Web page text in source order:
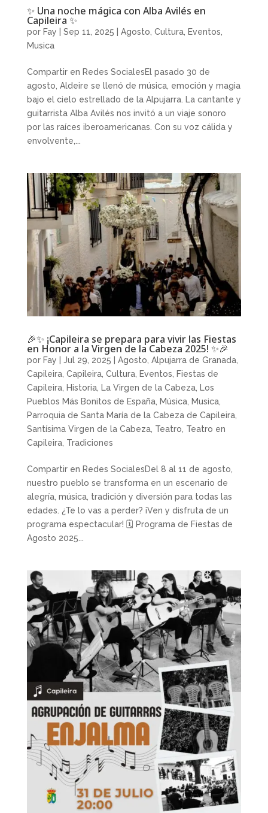
✨ Una noche mágica con Alba Avilés en
Capileira ✨
por Fay Sep 11, 2025 Agosto Cultura, Eventos
Musica
Compartir en Redes SocialesEl pasado 30 de
agosto, Aldeire se llenó de música, emoción y magia
bajo el cielo estrellado de la Alpujarra. La cantante y
guitarrista Alba Avilés nos invitó a un viaje sonoro
por las raíces iberoamericanas. Con su voz cálida y
envolvente,...
🎉✨ ¡Capileira se prepara para vivir las Fiestas
en Honor a la Virgen de la Cabeza 2025! ✨🎉
por Fay Jul 29, 2025 Agosto Alpujarra de Granada,
Capileira, Capileira, Cultura, Eventos
Fiestas de
Capileira, Historia, La Virgen de la Cabeza, Los
Pueblos Más Bonitos de España, Música, Musica,
Parroquia de Santa María de la Cabeza de Capileira,
Santísima Virgen de la Cabeza, Teatro Teatro en
Capileira, Tradiciones
Compartir en Redes SocialesDel 8 al 11 de agosto,
nuestro pueblo se transforma en un escenario de
alegría, música, tradición y diversión para todas las
edades. ¿Te lo vas a perder? ¡Ven y disfruta de un
programa espectacular! 🗓 Programa de Fiestas de
Agosto 2025...